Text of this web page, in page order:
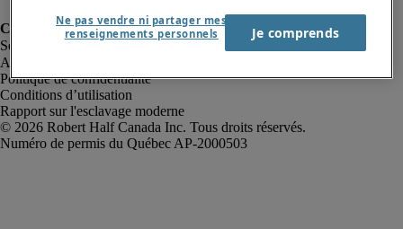
Alerte à la fraude
Politique de confidentialité
Conditions d’utilisation
Rapport sur l'esclavage moderne
Robert Half Canada Inc. Tous droits réservés.
Ne pas vendre ni partager mes
renseignements personnels
Je comprends